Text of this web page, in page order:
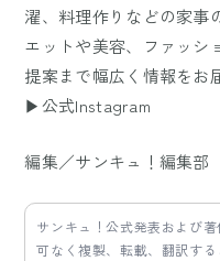
濯、料理作りなどの家事
エットや美容、ファッシ
提案まで幅広く情報をお
▶公式Instagram
編集／サンキュ！編集部
サンキュ！公式発表および
可なく複製、転載、翻訳す